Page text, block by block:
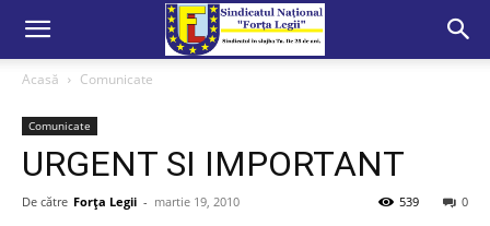
Acasă Comunicate
Comunicate
URGENT SI IMPORTANT
De către Forța Legii - martie 19, 2010 0
539